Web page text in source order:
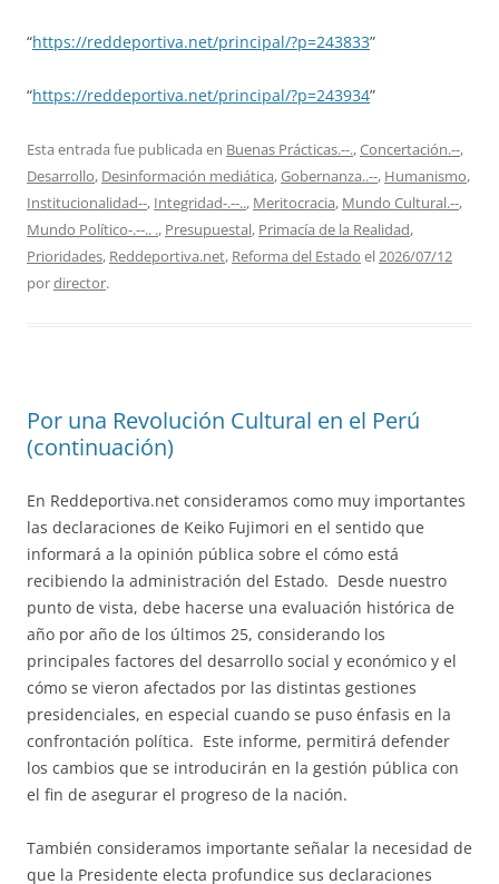
“https://reddeportiva.net/principal/?p=243833”
“https://reddeportiva.net/principal/?p=243934”
Esta entrada fue publicada en Buenas Prácticas.--.,Concertación.--,
Desarrollo, Desinformación mediática,Gobernanza..--, Humanismo,
Institucionalidad--, Integridad-.--.., Meritocracia, Mundo Cultural.--,
Mundo Político-.--.. ., Presupuestal, Primacía de la Realidad,
Prioridades, Reddeportiva.net, Reforma del Estado el2026/07/12
pordirector.
Por una Revolución Cultural en el Perú
(continuación)
En Reddeportiva.net consideramos como muy importantes
las declaraciones de Keiko Fujimori en el sentido que
informará a la opinión pública sobre el cómo está
recibiendo la administración del Estado. Desde nuestro
punto de vista, debe hacerse una evaluación histórica de
año por año de los últimos 25, considerando los
principales factores del desarrollo social y económico y el
cómo se vieron afectados por las distintas gestiones
presidenciales, en especial cuando se puso énfasis en la
confrontación política. Este informe, permitirá defender
los cambios que se introducirán en la gestión pública con
el fin de asegurar el progreso de la nación.
También consideramos importante señalar la necesidad de
que la Presidente electa profundice sus declaraciones